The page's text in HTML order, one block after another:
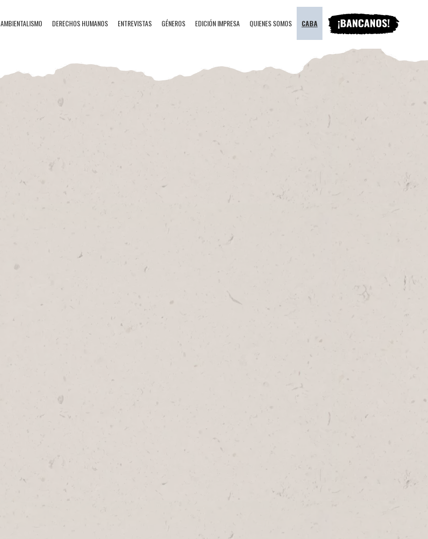
AMBIENTALISMO DERECHOS HUMANOS ENTREVISTAS GÉNEROS EDICIÓN IMPRESA QUIENES SOMOS CABA